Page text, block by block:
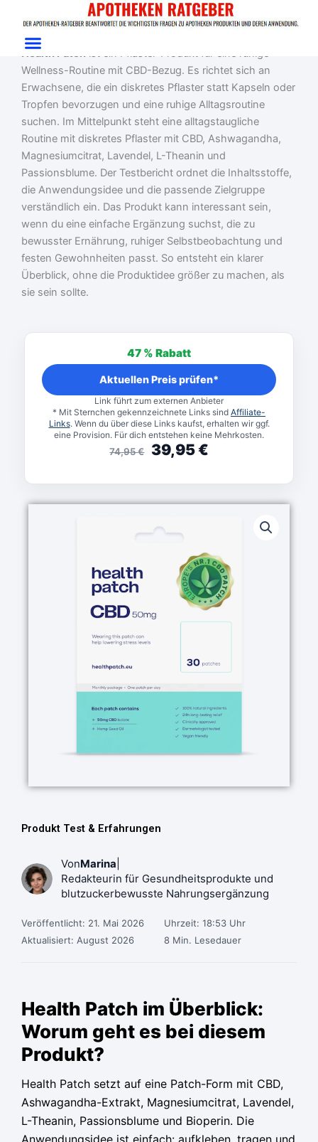
Inhalt
springen
Gesundheit / Health Patch
Health Patch Test: Wellness-Pflaster mit CBD-Bezug
Health Patch ist ein Pflaster-Produkt für eine ruhige
Wellness-Routine mit CBD-Bezug. Es richtet sich an
Erwachsene, die ein diskretes Pflaster statt Kapseln oder
Tropfen bevorzugen und eine ruhige Alltagsroutine
suchen. Im Mittelpunkt steht eine alltagstaugliche
Routine mit diskretes Pflaster mit CBD, Ashwagandha,
Magnesiumcitrat, Lavendel, L-Theanin und
Passionsblume. Der Testbericht ordnet die Inhaltsstoffe,
die Anwendungsidee und die passende Zielgruppe
verständlich ein. Das Produkt kann interessant sein,
wenn du eine einfache Ergänzung suchst, die zu
bewusster Ernährung, ruhiger Selbstbeobachtung und
festen Gewohnheiten passt. So entsteht ein klarer
Überblick, ohne die Produktidee größer zu machen, als
sie sein sollte.
47 % Rabatt
74,95€
war:
74,95 €
39,95€
39,95 €.
Aktuellen Preis prüfen*
Link führt zum externen Anbieter
* Mit Sternchen gekennzeichnete Links sind Affiliate-
Links. Wenn du über diese Links kaufst, erhalten wir ggf.
eine Provision. Für dich entstehen keine Mehrkosten.
Produkt Test & Erfahrungen
VonMarina
Redakteurin für Gesundheitsprodukte und
blutzuckerbewusste Nahrungsergänzung
Veröffentlicht: 21. Mai 2026
Uhrzeit: 18:53 Uhr
Aktualisiert: August 2026
8 Min. Lesedauer
Health Patch im Überblick:
Worum geht es bei diesem
Produkt?
Health Patch setzt auf eine Patch-Form mit CBD,
Ashwagandha-Extrakt, Magnesiumcitrat, Lavendel,
L-Theanin, Passionsblume und Bioperin. Die
Anwendungsidee ist einfach: aufkleben, tragen und
Preis
war:
74,95 €
Preis
ist:
39,95 €.
Preis
war:
74,95 €
Preis
ist:
39,95 €.
Preis
war:
74,95 €
Preis
ist:
39,95 €.